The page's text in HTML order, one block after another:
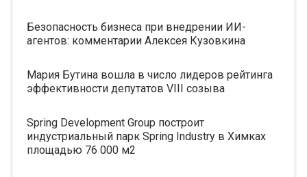
Безопасность бизнеса при внедрении ИИ-
агентов: комментарии Алексея Кузовкина
Мария Бутина вошла в число лидеров рейтинга
эффективности депутатов VIII созыва
Spring Development Group построит
индустриальный парк Spring Industry в Химках
площадью 76 000 м2